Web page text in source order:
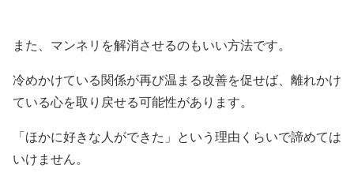
また、マンネリを解消させるのもいい方法です。
冷めかけている関係が再び温まる改善を促せば、離れかけ
ている心を取り戻せる可能性があります。
「ほかに好きな人ができた」という理由くらいで諦めては
いけません。